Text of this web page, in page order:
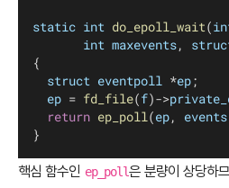
static int do_epoll_wait(
int maxevents,
{
struct eventpoll *ep;
ep = fd_file(f)->
return ep_poll(ep, events
}
핵심 함수인 ep_poll은 분량이 상당하